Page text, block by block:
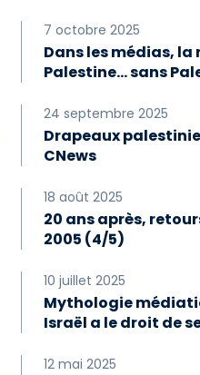
7 octobre 2025
Dans les médias,
Palestine… sans
24 septembre 2025
Drapeaux
CNews
18 août 2025
20 ans après,
2005 (4/5)
10 juillet 2025
Mythologie
Israël a le droit de
12 mai 2025